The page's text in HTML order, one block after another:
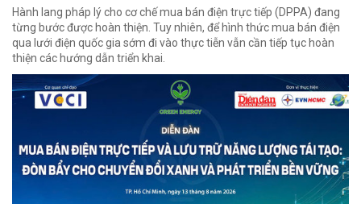
Hành lang pháp lý cho cơ chế mua bán điện trực tiếp (DPPA) đang
từng bước được hoàn thiện. Tuy nhiên, để hình thức mua bán điện
qua lưới điện quốc gia sớm đi vào thực tiễn vẫn cần tiếp tục hoàn
thiện các hướng dẫn triển khai.